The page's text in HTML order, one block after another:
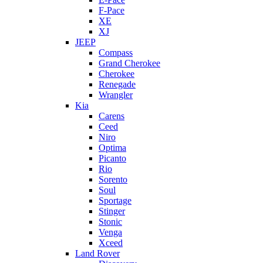
F-Pace
XE
XJ
JEEP
Compass
Grand Cherokee
Cherokee
Renegade
Wrangler
Kia
Carens
Ceed
Niro
Optima
Picanto
Rio
Sorento
Soul
Sportage
Stinger
Stonic
Venga
Xceed
Land Rover